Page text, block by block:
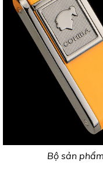
Bộ sản